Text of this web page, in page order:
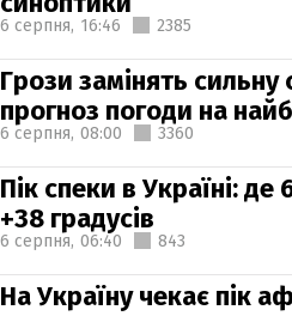
6 серпня, 16:46 2385
Грози замінять сильну
прогноз погоди на
6 серпня, 08:00 3360
Пік спеки в Україні: де
+38 градусів
6 серпня, 06:40 843
На Україну чекає пік